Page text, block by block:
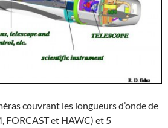
couvrant les longueurs d’onde de
FORCAST et HAWC) et 5